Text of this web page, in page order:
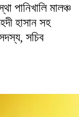
পানিখালি মালঞ্চ
হাসান সহ
সচিব